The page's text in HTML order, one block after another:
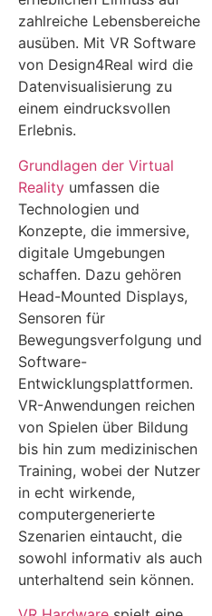
zahlreiche Lebensbereiche
ausüben. Mit VR Software
von Design4Real wird die
Datenvisualisierung zu
einem eindrucksvollen
Erlebnis.
Grundlagen der Virtual
Reality umfassen die
Technologien und
Konzepte, die immersive,
digitale Umgebungen
schaffen. Dazu gehören
Head-Mounted Displays,
Sensoren für
Bewegungsverfolgung und
Software-
Entwicklungsplattformen.
VR-Anwendungen reichen
von Spielen über Bildung
bis hin zum medizinischen
Training, wobei der Nutzer
in echt wirkende,
computergenerierte
Szenarien eintaucht, die
sowohl informativ als auch
unterhaltend sein können.